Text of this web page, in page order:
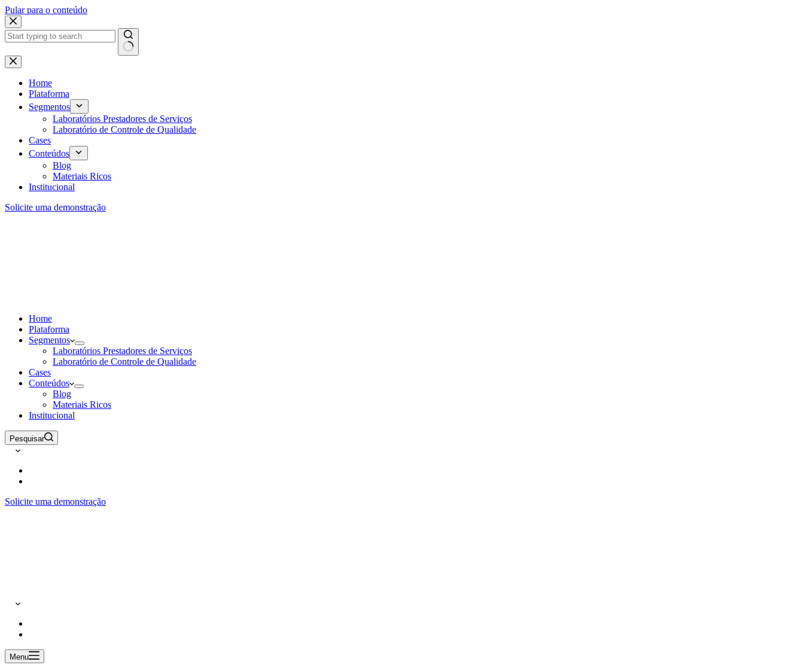
Pular para o conteúdo
Home
Plataforma
Segmentos
Laboratórios Prestadores de Serviços
Laboratório de Controle de Qualidade
Cases
Conteúdos
Blog
Materiais Ricos
Institucional
Solicite uma demonstração
Home
Plataforma
Segmentos
Laboratórios Prestadores de Serviços
Laboratório de Controle de Qualidade
Cases
Conteúdos
Blog
Materiais Ricos
Institucional
Pesquisar
Solicite uma demonstração
Menu